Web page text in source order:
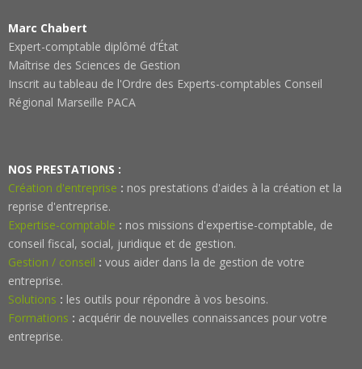
Marc Chabert
Expert-comptable diplômé d’État
Maîtrise des Sciences de Gestion
Inscrit au tableau de l'Ordre des Experts-comptables Conseil
Régional Marseille PACA
NOS PRESTATIONS :
Création d'entreprise : nos prestations d'aides à la création et la
reprise d'entreprise.
Expertise-comptable : nos missions d'expertise-comptable, de
conseil fiscal, social, juridique et de gestion.
Gestion / conseil : vous aider dans la de gestion de votre
entreprise.
Solutions : les outils pour répondre à vos besoins.
Formations : acquérir de nouvelles connaissances pour votre
entreprise.